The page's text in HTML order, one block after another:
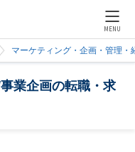
MENU
マーケティング・企画・管理・
業企画の転職・求